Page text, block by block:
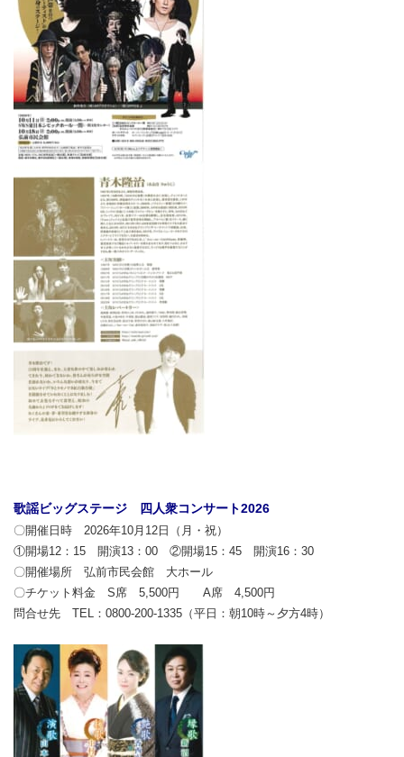
歌謡ビッグステージ 四人衆コンサート2026
〇開催日時 2026年10月12日（月・祝）
①開場12：15 開演13：00 ②開場15：45 開演16：30
〇開催場所 弘前市民会館 大ホール
〇チケット料金 S席 5,500円 A席 4,500円
問合せ先 TEL：0800-200-1335（平日：朝10時～夕方4時）